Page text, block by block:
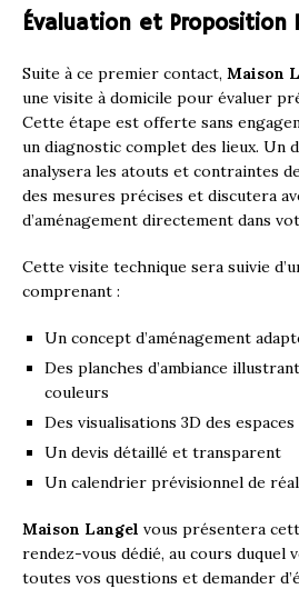
Évaluation et Proposition
Suite à ce premier contact, Maison
une visite à domicile pour évaluer
Cette étape est offerte sans
un diagnostic complet des lieux. Un
analysera les atouts et contraintes
des mesures précises et discutera
d’aménagement directement dans
Cette visite technique sera suivie
comprenant :
Un concept d’aménagement
Des planches d’ambiance
couleurs
Des visualisations 3D des
Un devis détaillé et transparent
Un calendrier prévisionnel de
Maison Langel vous présentera
rendez-vous dédié, au cours duquel
toutes vos questions et demander